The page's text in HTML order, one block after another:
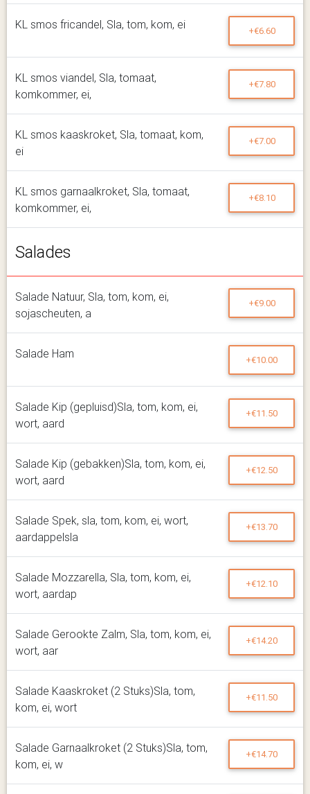
KL smos fricandel, Sla, tom, kom, ei +€6.60
KL smos viandel, Sla, tomaat,
komkommer, ei,
+€7.80
KL smos kaaskroket, Sla, tomaat, kom,
ei
+€7.00
KL smos garnaalkroket, Sla, tomaat,
komkommer, ei,
+€8.10
Salades
Salade Natuur, Sla, tom, kom, ei,
sojascheuten, a
+€9.00
Salade Ham +€10.00
Salade Kip (gepluisd)Sla, tom, kom, ei,
wort, aard
+€11.50
Salade Kip (gebakken)Sla, tom, kom, ei,
wort, aard
+€12.50
Salade Spek, sla, tom, kom, ei, wort,
aardappelsla
+€13.70
Salade Mozzarella, Sla, tom, kom, ei,
wort, aardap
+€12.10
Salade Gerookte Zalm, Sla, tom, kom, ei,
wort, aar
+€14.20
Salade Kaaskroket (2 Stuks)Sla, tom,
kom, ei, wort
+€11.50
Salade Garnaalkroket (2 Stuks)Sla, tom,
kom, ei, w
+€14.70